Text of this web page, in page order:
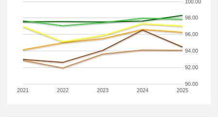
2021 2022 2023 2024 2025
90.00
92.00
94.00
96.00
98.00
100.00